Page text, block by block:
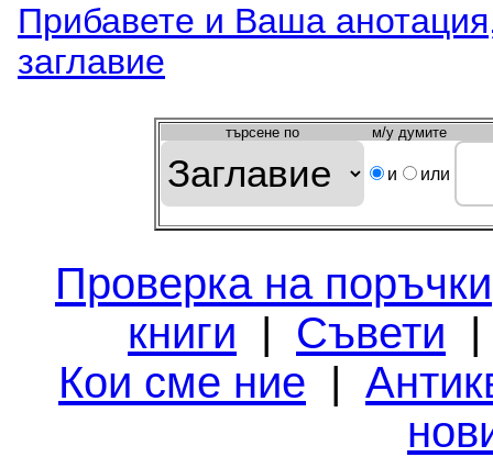
Прибавете и Вашa
заглавиe
търсeне по м/у думите
и или
Проверка на поръчки
книги | Съвети
Кои сме ние |